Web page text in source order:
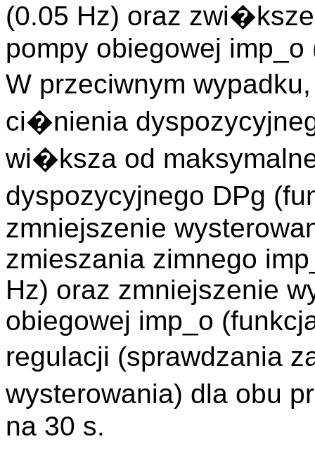
(0.05 Hz) oraz
pompy obiegowej
W przeciwnym
ci�nienia
wi�ksza od
dyspozycyjnego DPg
zmniejszenie
zmieszania zimnego
Hz) oraz zmniejszenie
obiegowej imp_o
regulacji (sprawdzania
wysterowania) dla obu
na 30 s.